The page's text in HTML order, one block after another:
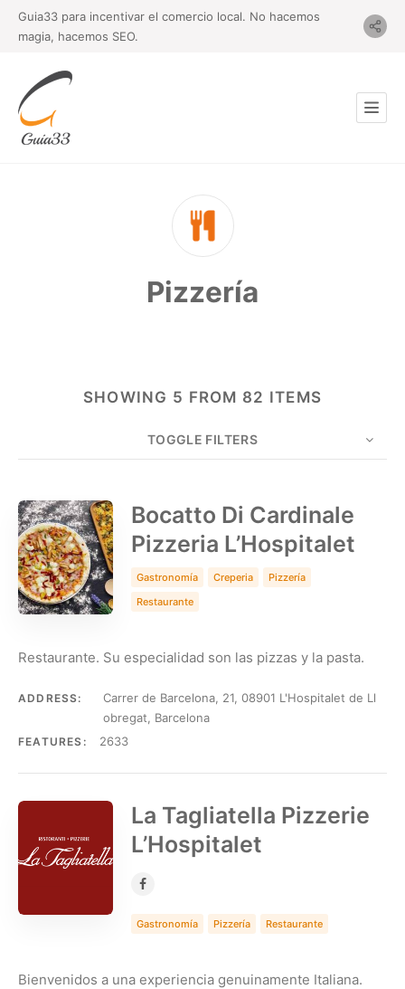
Guia33 para incentivar el comercio local. No hacemos
magia, hacemos SEO.
Pizzería
SHOWING 5 FROM 82 ITEMS
TOGGLE FILTERS
COUNT 5
Bocatto Di Cardinale
Pizzeria L’Hospitalet
Gastronomía Creperia
Pizzería
Restaurante
Restaurante. Su especialidad son las pizzas y la pasta.
ADDRESS:
Carrer de Barcelona, 21, 08901 L'Hospitalet de Ll
obregat, Barcelona
FEATURES: 2633
La Tagliatella Pizzerie
L’Hospitalet
Gastronomía Pizzería Restaurante
Bienvenidos a una experiencia genuinamente Italiana.